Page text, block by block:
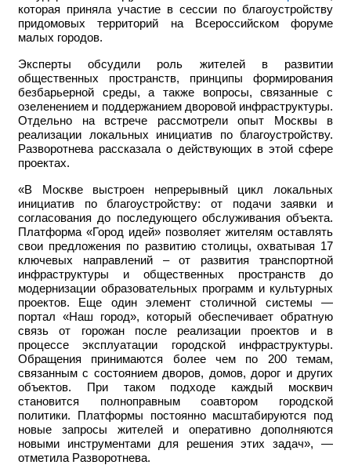
которая приняла участие в сессии по благоустройству
придомовых территорий на Всероссийском форуме
малых городов.
Эксперты обсудили роль жителей в развитии
общественных пространств, принципы формирования
безбарьерной среды, а также вопросы, связанные с
озеленением и поддержанием дворовой инфраструктуры.
Отдельно на встрече рассмотрели опыт Москвы в
реализации локальных инициатив по благоустройству.
Разворотнева рассказала о действующих в этой сфере
проектах.
«В Москве выстроен непрерывный цикл локальных
инициатив по благоустройству: от подачи заявки и
согласования до последующего обслуживания объекта.
Платформа «Город идей» позволяет жителям оставлять
свои предложения по развитию столицы, охватывая 17
ключевых направлений – от развития транспортной
инфраструктуры и общественных пространств до
модернизации образовательных программ и культурных
проектов. Еще один элемент столичной системы —
портал «Наш город», который обеспечивает обратную
связь от горожан после реализации проектов и в
процессе эксплуатации городской инфраструктуры.
Обращения принимаются более чем по 200 темам,
связанным с состоянием дворов, домов, дорог и других
объектов. При таком подходе каждый москвич
становится полноправным соавтором городской
политики. Платформы постоянно масштабируются под
новые запросы жителей и оперативно дополняются
новыми инструментами для решения этих задач», —
отметила Разворотнева.